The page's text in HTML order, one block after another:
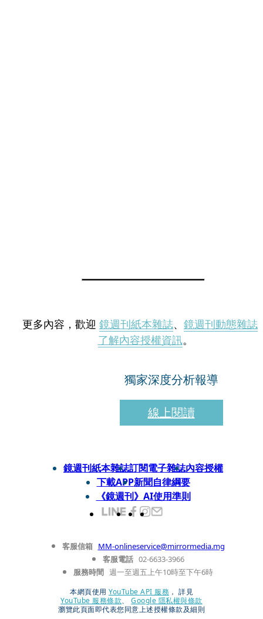
更多內容，歡迎 鏡週刊紙本雜誌、 鏡週刊動態雜誌
了解內容授權資訊。
獨家深度分析報導
線上閱讀
鏡週刊紙本雜誌訂閱電子雜誌內容授權
下載APP新聞自律綱要
《鏡週刊》AI使用準則
客服信箱 MM-onlineservice@mirrormedia.mg
客服電話 02-6633-3966
服務時間 週一至週五上午10時至下午6時
本網頁使用 YouTube API 服務 ， 詳見
YouTube 服務條款、
Google 隱私權與條款
瀏覽此頁面即代表您同意上述授權條款及細則